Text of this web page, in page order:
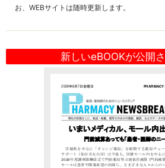
お、WEBサイトは随時更新します。
新しいeBOOKが公開